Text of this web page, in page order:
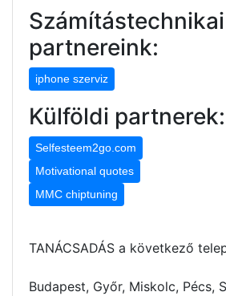
Számítástechnikai
partnereink:
iphone szerviz
Külföldi partnerek:
Selfesteem2go.com
Motivational quotes
MMC chiptuning
TANÁCSADÁS a következő
Budapest, Győr, Miskolc, Pécs,